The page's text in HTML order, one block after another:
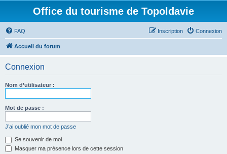
Office du tourisme de Topoldavie
FAQ Connexion
Inscription
Accueil du forum
Connexion
Nom d’utilisateur :
Mot de passe :
J’ai oublié mon mot de passe
Se souvenir de moi
Masquer ma présence lors de cette session